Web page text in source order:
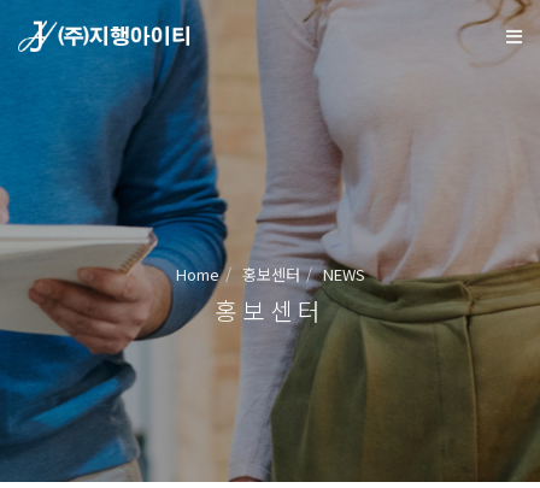
Home 홍보센터 NEWS
홍보센터